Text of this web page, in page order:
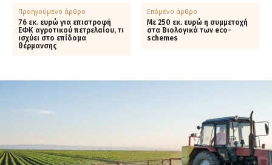
Προηγούμενο άρθρο
76 εκ. ευρώ για επιστροφή
ΕΦΚ αγροτικού πετρελαίου, τι
ισχύει στο επίδομα
θέρμανσης
Επόμενο άρθρο
Με 250 εκ. ευρώ η συμμετοχή
στα Βιολογικά των eco-
schemes